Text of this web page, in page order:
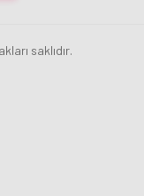
saklıdır.